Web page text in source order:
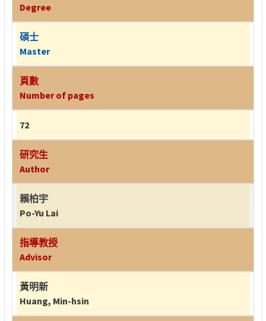
Degree
碩士
Master
頁數
Number of pages
72
研究生
Author
賴柏宇
Po-Yu Lai
指導教授
Advisor
黃明新
Huang, Min-hsin